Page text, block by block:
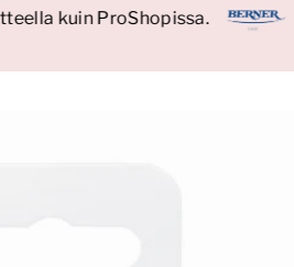
kuin ProShopissa.